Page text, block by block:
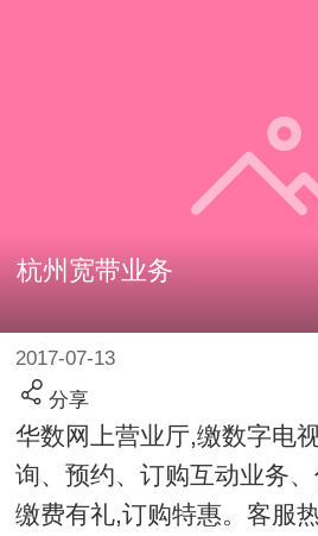
杭州宽带业务
2017-07-13
分享
华数网上营业厅,缴数字电
询、预约、订购互动业务、
缴费有礼,订购特惠。客服